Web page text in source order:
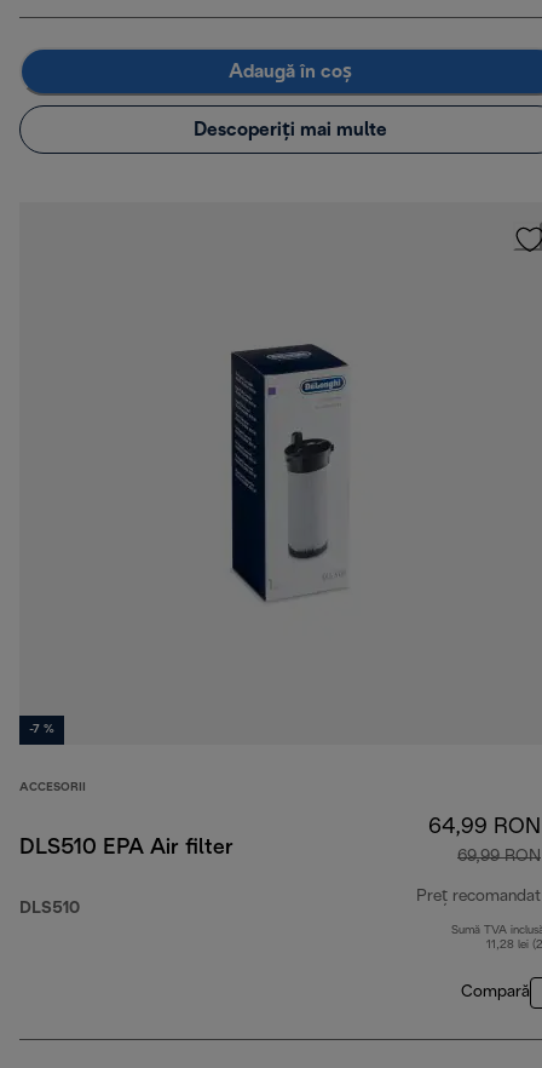
Adaugă în coș
Descoperiți mai multe
-7 %
ACCESORII
DLS510 EPA Air filter
DLS510
64,99 RON
69,99 RON
Preț recomandat
Sumă TVA
11,28 lei
Compară